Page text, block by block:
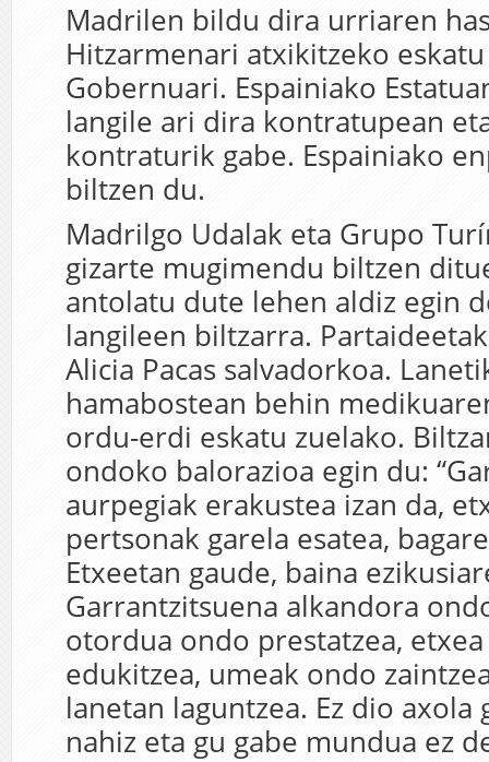
Madrilen bildu dira urriaren
Hitzarmenari atxikitzeko
Gobernuari. Espainiako
langile ari dira kontratupean
kontraturik gabe. Espainiako
biltzen du.
Madrilgo Udalak eta Grupo
gizarte mugimendu biltzen
antolatu dute lehen aldiz egin
langileen biltzarra.
Alicia Pacas salvadorkoa.
hamabostean behin
ordu-erdi eskatu zuelako.
ondoko balorazioa egin du:
aurpegiak erakustea izan da,
pertsonak garela esatea,
Etxeetan gaude, baina
Garrantzitsuena alkandora
otordua ondo prestatzea,
edukitzea, umeak ondo
lanetan laguntzea. Ez dio axola
nahiz eta gu gabe mundua ez